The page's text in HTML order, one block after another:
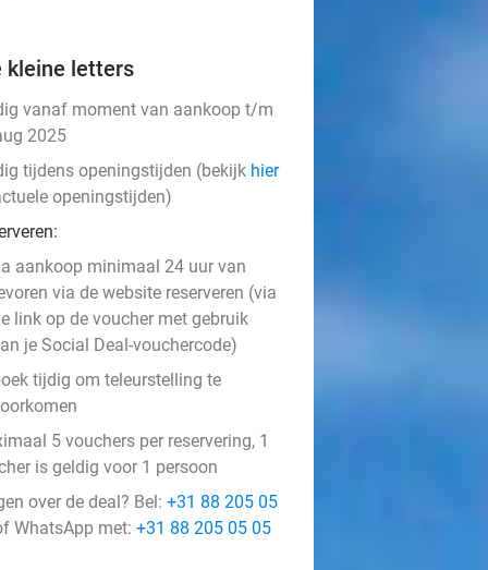
kleine letters
vanaf moment van aankoop t/m
2025
tijdens openingstijden (bekijk hier
openingstijden)
aankoop minimaal 24 uur van
via de website reserveren (via
link op de voucher met gebruik
je Social Deal-vouchercode)
tijdig om teleurstelling te
5 vouchers per reservering, 1
is geldig voor 1 persoon
over de deal? Bel: +31 88 205 05
WhatsApp met: +31 88 205 05 05